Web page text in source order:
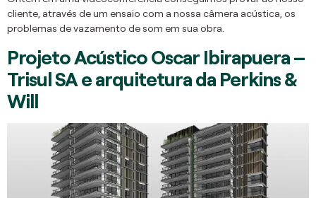
cliente, através de um ensaio com a nossa câmera acústica, os
problemas de vazamento de som em sua obra.
Projeto Acústico Oscar Ibirapuera –
Trisul SA e arquitetura da Perkins &
Will